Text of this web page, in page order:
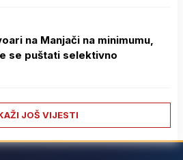
na Manjači na minimumu,
se puštati selektivno
JOŠ VIJESTI